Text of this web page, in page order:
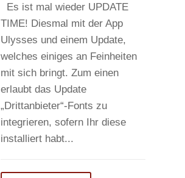
Es ist mal wieder UPDATE
TIME! Diesmal mit der App
Ulysses und einem Update,
welches einiges an Feinheiten
mit sich bringt. Zum einen
erlaubt das Update
„Drittanbieter“-Fonts zu
integrieren, sofern Ihr diese
installiert habt...